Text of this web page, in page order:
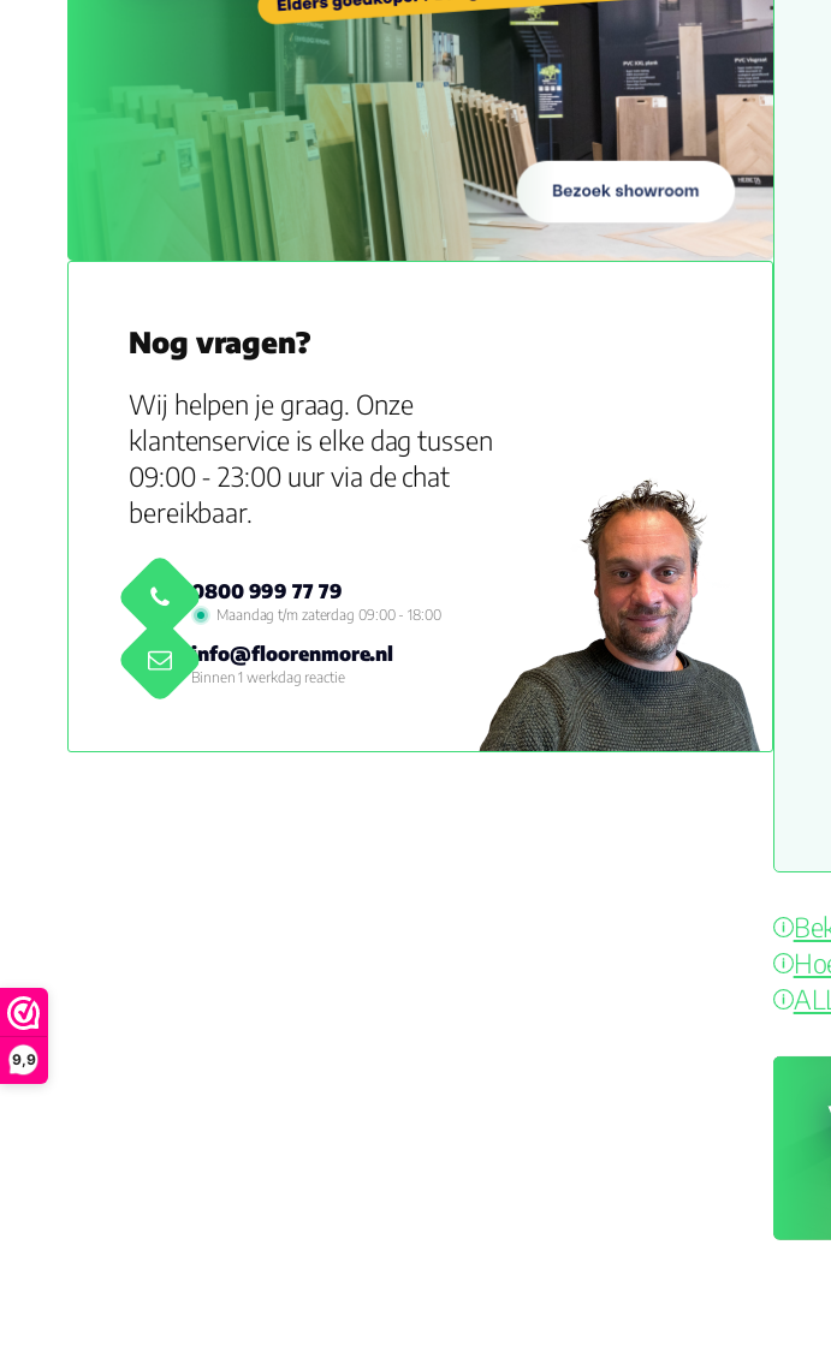
9,9
Nog vragen?
Wij helpen je graag. Onze
klantenservice is elke dag tussen
09:00 - 23:00 uur via de chat
bereikbaar.
0800 999 77 79
Maandag t/m zaterdag 09:00 - 18:00
info@floorenmore.nl
Binnen 1 werkdag reactie